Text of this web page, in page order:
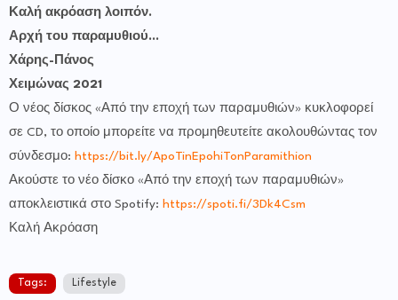
Καλή ακρόαση λοιπόν.
Αρχή του παραμυθιού...
Χάρης-Πάνος
Χειμώνας 2021
Ο νέος δίσκος «Από την εποχή των παραμυθιών» κυκλοφορεί
σε CD, το οποίο μπορείτε να προμηθευτείτε ακολουθώντας τον
σύνδεσμο: https://bit.ly/ApoTinEpohiTonParamithion
Ακούστε το νέο δίσκο «Από την εποχή των παραμυθιών»
αποκλειστικά στο Spotify: https://spoti.fi/3Dk4Csm
Καλή Ακρόαση
Tags: Lifestyle